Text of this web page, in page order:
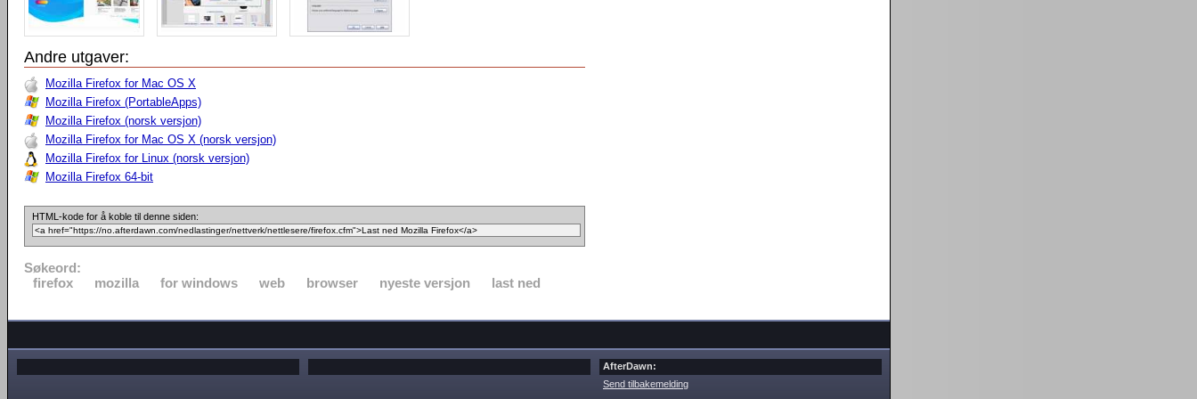
Andre utgaver:
Mozilla Firefox for Mac OS X
Mozilla Firefox (PortableApps)
Mozilla Firefox (norsk versjon)
Mozilla Firefox for Mac OS X (norsk versjon)
Mozilla Firefox for Linux (norsk versjon)
Mozilla Firefox 64-bit
HTML-kode for å koble til denne siden:
Søkeord:
firefox
mozilla for windows web browser nyeste versjon last ned
AfterDawn:
Send tilbakemelding